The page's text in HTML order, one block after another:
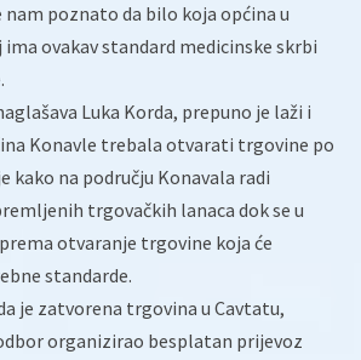
poznato da bilo koja općina u
ovakav standard medicinske skrbi
Luka Korda, prepuno je laži i
Konavle trebala otvarati trgovine po
kako na području Konavala radi
trgovačkih lanaca dok se u
otvaranje trgovine koja će
standarde.
je zatvorena trgovina u Cavtatu,
organizirao besplatan prijevoz